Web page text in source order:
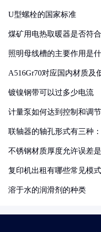
U型螺栓的国家标准
煤矿用电热取暖器是否符
照明母线槽的主要作用是
A516Gr70对应国内材质及
镀镍钢带可以过多少电流
计量泵如何达到控制和调
联轴器的轴孔形式有三种
不锈钢材质厚度允许误差
复印机出租有哪些常见模式
溶于水的润滑剂的种类